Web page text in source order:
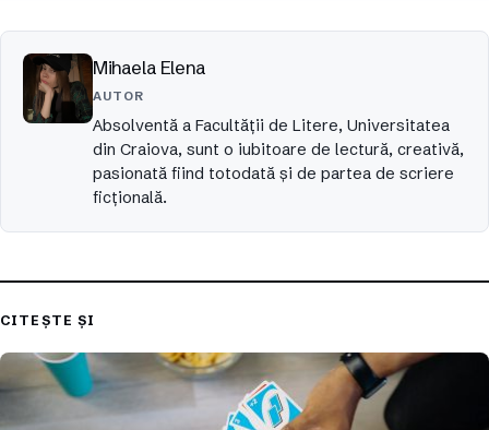
Mihaela Elena
AUTOR
Absolventă a Facultății de Litere, Universitatea
din Craiova, sunt o iubitoare de lectură, creativă,
pasionată fiind totodată și de partea de scriere
ficțională.
CITEȘTE ȘI